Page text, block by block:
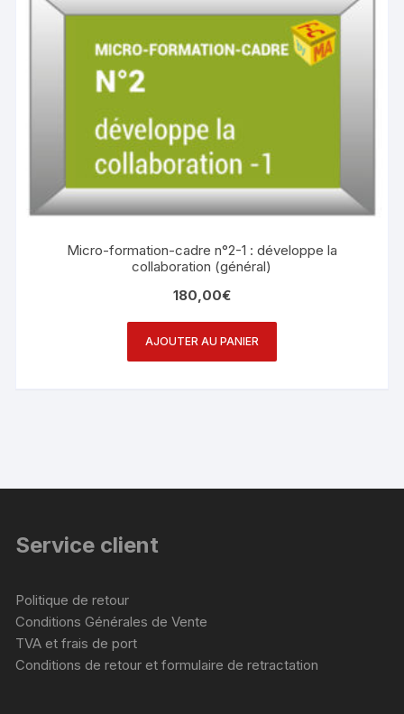
Micro-formation-cadre n°2-1 : développe la
collaboration (général)
180,00€
AJOUTER AU PANIER
Service client
Politique de retour
Conditions Générales de Vente
TVA et frais de port
Conditions de retour et formulaire de retractation